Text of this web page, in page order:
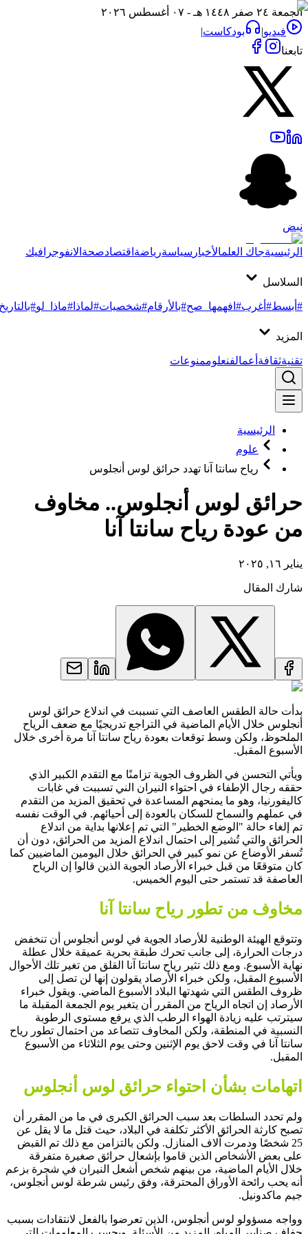
الجمعة ٢٤ صفر ١٤٤٨ هـ - ٠٧ أغسطس ٢٠٢٦
فيديو| بودكاست|
تابعنا
نبض
الرئيسيةجاك العلمالأخبار سياسةرياضةاقتصادصحةالانفوجرافيك
السلاسل
#أبسط#أغرب#افهمها_صح#بالأرقام#شخصيات#لماذا #ماذا_لو#بالتاريخ
المزيد
تقنيةثقافةأعمالفنعلوممنوعات
الرئيسية
علوم
رياح سانتا آنا تهدد حرائق لوس أنجلوس
حرائق لوس أنجلوس.. مخاوف
من عودة رياح سانتا آنا
يناير ١٦, ٢٠٢٥
شارك المقال
بدأت حالة الطقس العاصف التي تسببت في اندلاع حرائق لوس
أنجلوس خلال الأيام الماضية في التراجع تدريجيًا مع ضعف الرياح
الملحوظ، ولكن وسط توقعات بعودة رياح سانتا آنا مرة أخرى خلال
الأسبوع المقبل.
ويأتي التحسن في الظروف الجوية تزامنًا مع التقدم الكبير الذي
حققه رجال الإطفاء في احتواء النيران الني تسببت في غابات
كاليفورنيا، وهو ما يمنحهم المساعدة في تحقيق المزيد من التقدم
في عملهم والسماح للسكان بالعودة إلى أحيائهم. في الوقت نفسه
تم إلغاء حالة "الوضع الخطير" التي تم إعلانها بداية من اندلاع
الحرائق والتي تُشير إلى احتمال اندلاع المزيد من الحرائق، دون أن
تُسفر الأوضاع عن نمو كبير في الحرائق خلال اليومين الماضيين كما
كان متوقعًا من قبل خبراء الأرصاد الجوية الذين قالوا إن الرياح
العاصفة قد تستمر حتى اليوم الخميس.
مخاوف من تطور رياح سانتا آنا
وتتوقع الهيئة الوطنية للأرصاد الجوية في لوس أنجلوس أن تنخفض
درجات الحرارة، إلى جانب تحرك طبقة بحرية عميقة خلال عطلة
نهاية الأسبوع. ومع ذلك تثير رياح سانتا آنا القلق من تغير تلك الأحوال
الأسبوع المقبل، ولكن خبراء الأرصاد يقولون إنها لن تصل إلى
ظروف الطقس التي شهدتها البلاد الأسبوع الماضي. ويقول خبراء
الأرصاد إن اتجاه الرياح من المقرر أن يتغير يوم الجمعة المقبلة ما
سيترتب عليه زيادة الهواء الرطب الذي يرفع مستوى الرطوبة
النسبية في المنطقة، ولكن المخاوف تتصاعد من احتمال تطور رياح
سانتا آنا في وقت لاحق يوم الإثنين وحتى يوم الثلاثاء من الأسبوع
المقبل.
اتهامات بشأن احتواء حرائق لوس أنجلوس
ولم تحدد السلطات بعد سبب الحرائق الكبرى في ما من المقرر أن
تصبح كارثة الحرائق الأكثر تكلفة في البلاد، حيث قتل ما لا يقل عن
25 شخصًا ودمرت آلاف المنازل. ولكن بالتزامن مع ذلك تم القبض
على بعض الأشخاص الذين قاموا بإشعال حرائق صغيرة متفرقة
خلال الأيام الماضية، من بينهم شخص أشعل النيران في شجرة بزعم
أنه يحب رائحة الأوراق المحترقة، وفق رئيس شرطة لوس أنجلوس،
جيم ماكدونيل.
وواجه مسؤولو لوس أنجلوس، الذين تعرضوا بالفعل لانتقادات بسبب